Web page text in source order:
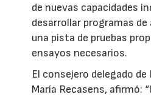
de nuevas capacidades
desarrollar programas
una pista de pruebas
ensayos necesarios.
El consejero delegado de
María Recasens, afirmó: